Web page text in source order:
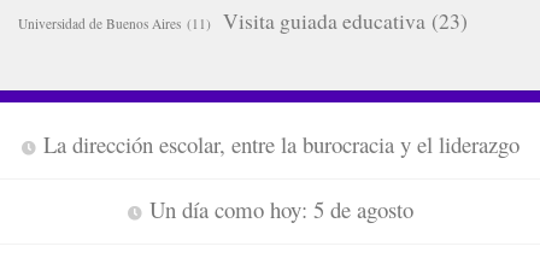
Universidad de Buenos Aires (11) Visita guiada educativa (23)
La dirección escolar, entre la burocracia y el liderazgo
Un día como hoy: 5 de agosto